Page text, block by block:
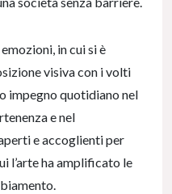
in cui si è
visiva con i volti
impegno quotidiano nel
e nel
e accoglienti per
l’arte ha amplificato le